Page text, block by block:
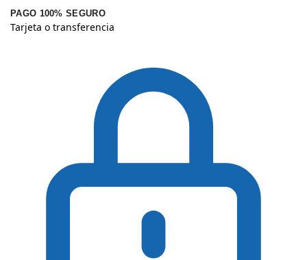
PAGO 100% SEGURO
Tarjeta o transferencia